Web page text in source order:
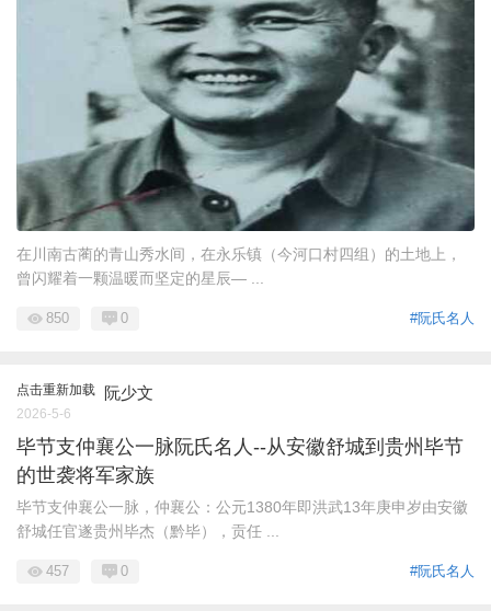
在川南古蔺的青山秀水间，在永乐镇（今河口村四组）的土地上，
曾闪耀着一颗温暖而坚定的星辰— ...
#阮氏名人
850 0
点击重新加载 阮少文
2026-5-6
毕节支仲襄公一脉阮氏名人--从安徽舒城到贵州毕节
的世袭将军家族
毕节支仲襄公一脉，仲襄公：公元1380年即洪武13年庚申岁由安徽
舒城任官遂贵州毕杰（黔毕），贡任 ...
#阮氏名人
457 0